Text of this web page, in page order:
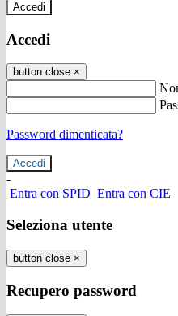
Accedi
Accedi
button close ×
Password dimenticata?
-
Entra con SPID Entra con CIE
Seleziona utente
button close ×
Recupero password